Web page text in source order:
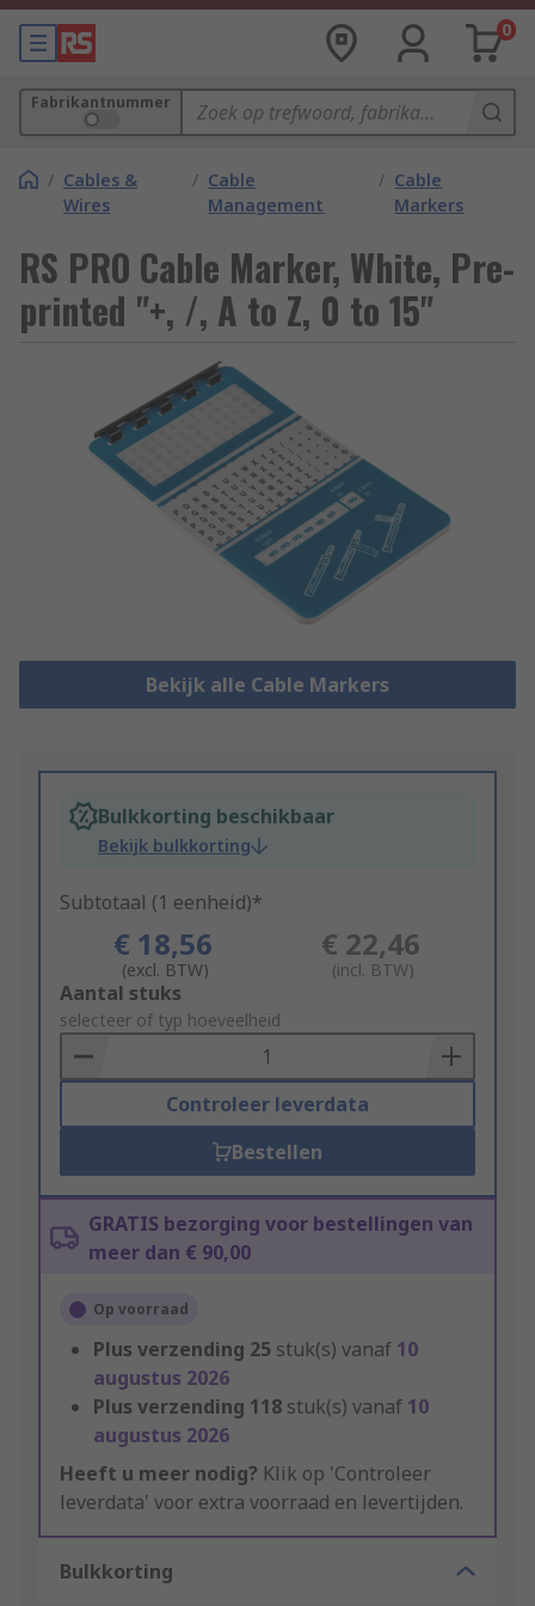
0
Fabrikantnummer
/ Cables &
Wires
/ Cable
Management
/ Cable
Markers
RS PRO Cable Marker, White, Pre-
printed "+, /, A to Z, 0 to 15"
Bekijk alle Cable Markers
Bulkkorting beschikbaar
Bekijk bulkkorting
Subtotaal (1 eenheid)*
€ 18,56
(excl. BTW)
€ 22,46
(incl. BTW)
Add
to
Basket
Aantal stuks
selecteer of typ hoeveelheid
Controleer leverdata
Bestellen
GRATIS bezorging voor bestellingen van
meer dan € 90,00
Op voorraad
Plus verzending 25 stuk(s) vanaf 10
augustus 2026
Plus verzending 118 stuk(s) vanaf 10
augustus 2026
Heeft u meer nodig? Klik op 'Controleer
leverdata' voor extra voorraad en levertijden.
Bulkkorting